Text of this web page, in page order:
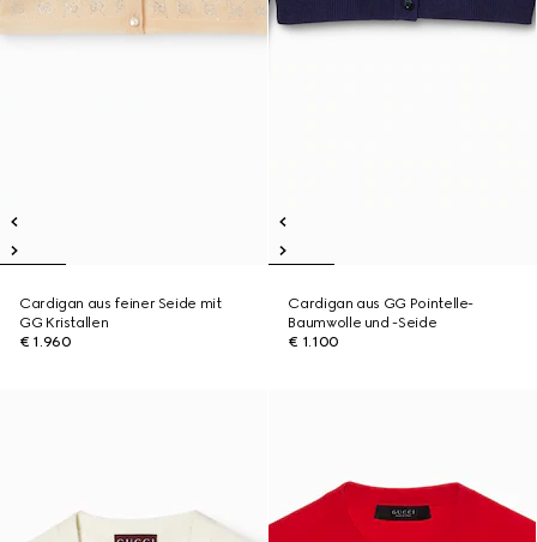
Cardigan aus feiner Seide mit
GG Kristallen
€ 1.960
Cardigan aus GG Pointelle-
Baumwolle und -Seide
€ 1.100